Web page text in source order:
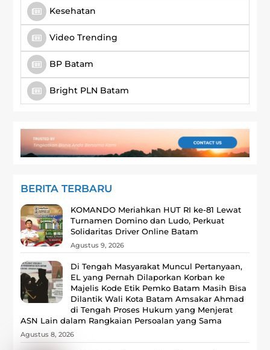
Kesehatan
Video Trending
BP Batam
Bright PLN Batam
BERITA TERBARU
KOMANDO Meriahkan HUT RI ke-81 Lewat
Turnamen Domino dan Ludo, Perkuat
Solidaritas Driver Online Batam
Agustus 9, 2026
Di Tengah Masyarakat Muncul Pertanyaan,
EL yang Pernah Dilaporkan Korban ke
Majelis Kode Etik Pemko Batam Masih Bisa
Dilantik Wali Kota Batam Amsakar Ahmad
di Tengah Proses Hukum yang Menjerat
ASN Lain dalam Rangkaian Persoalan yang Sama
Agustus 8, 2026